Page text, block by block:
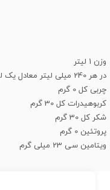
وزن 1 لیتر
در هر 240 میلی لیتر معادل یک لیوان
چربی کل 0 گرم
کربوهیدرات کل 30 گرم
شکر کل 30 گرم
پروتئین 0 گرم
ویتامین سی 23 میلی گرم